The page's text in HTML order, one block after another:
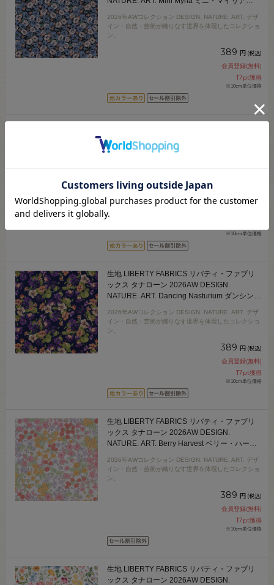
2026年AWコレクション DESIGN. NATURE. ART. デザ
イン・自然・芸術が織りなす世界を体現したコレクショ
ン。
389 円 (税込)
会員登録(無料)
17pt獲得
※10cm単位価格
NATURE. ART. Gertrude's Flowers ガートルー
ルー 09Ac04j
ン。
389 円(税込)
※10cm単位価格
生地 LIBERTY FABRICS リバティ・ファブリ
ックス タナローン 2026AW DESIGN.
NATURE. ART. Dancing Nasturium ダンシン
ビー 09Ac04j
2026年AWコレクション DESIGN. NATURE. ART. デザ
イン・自然・芸術が織りなす世界を体現したコレクショ
ン。
389 円 (税込)
会員登録(無料)
17pt獲得
※10cm単位価格
生地 LIBERTY FABRICS リバティ・ファブリ
ックス タナローン 2026AW DESIGN.
NATURE. ART. Berry Harvest ベリー・ハーベ
2026年AWコレクション DESIGN. NATURE. ART. デザ
イン・自然・芸術が織りなす世界を体現したコレクショ
ン。
389 円 (税込)
会員登録(無料)
17pt獲得
※10cm単位価格
生地 LIBERTY FABRICS リバティ・ファブリ
ックス タナローン 2026AW DESIGN.